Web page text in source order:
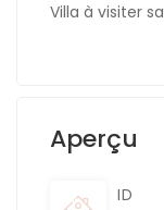
Villa à visiter
Aperçu
ID